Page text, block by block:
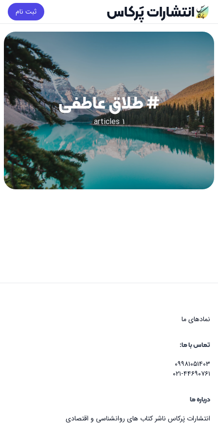
انتشارات پَرکاس ثبت نام
# طلاق عاطفی
1 articles
نماد‌های ما
تماس با ما:
۰۹۹۸۱۰۵۱۴۰۳
۰۲۱-۴۴۶۹۰۷۶۱
درباره ما
انتشارات پَرکاس ناشر کتاب های روانشناسی و اقتصادی